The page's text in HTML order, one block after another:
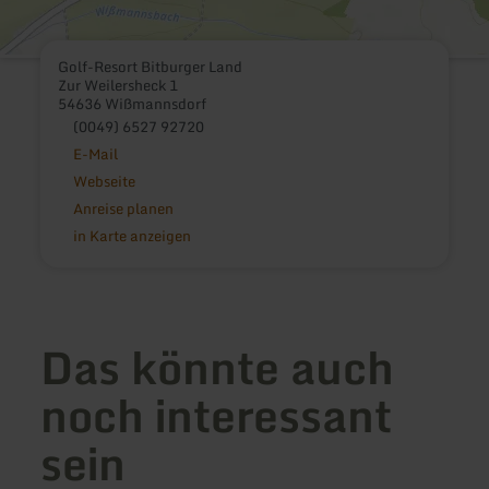
Golf-Resort Bitburger Land
Zur Weilersheck 1
54636 Wißmannsdorf
(0049) 6527 92720
E-Mail
Webseite
Anreise planen
in Karte anzeigen
Das könnte auch
noch interessant
sein